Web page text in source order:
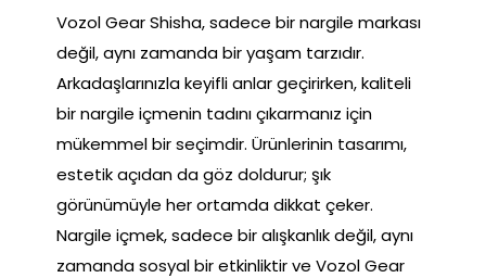
Vozol Gear Shisha, sadece bir nargile markası
değil, aynı zamanda bir yaşam tarzıdır.
Arkadaşlarınızla keyifli anlar geçirirken, kaliteli
bir nargile içmenin tadını çıkarmanız için
mükemmel bir seçimdir. Ürünlerinin tasarımı,
estetik açıdan da göz doldurur; şık
görünümüyle her ortamda dikkat çeker.
Nargile içmek, sadece bir alışkanlık değil, aynı
zamanda sosyal bir etkinliktir ve Vozol Gear